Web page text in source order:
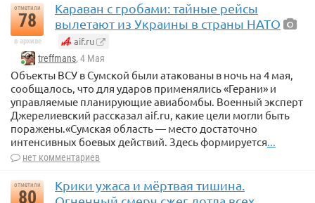
отметили
78
в архиве
Караван с гробами: тайные рейсы
вылетают из Украины в страны НАТО
aif.ru
treffmans, 4 Мая
Объекты ВСУ в Сумской были атакованы в ночь на 4 мая,
сообщалось, что для ударов применялись «Герани» и
управляемые планирующие авиабомбы. Военный эксперт
Джерелиевский рассказал aif.ru, какие цели могли быть
поражены.«Сумская область — место достаточно
интенсивных боевых действий. Здесь формируется
нет комментариев
отметили
80
Крики ужаса и мёртвая тишина.